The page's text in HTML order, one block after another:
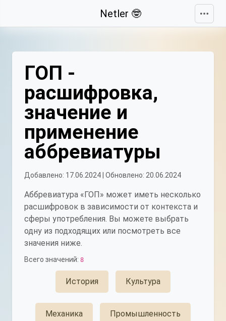
Netler 🤓
ГОП -
расшифровка,
значение и
применение
аббревиатуры
Добавлено: 17.06.2024 | Обновлено: 20.06.2024
Аббревиатура «ГОП» может иметь несколько
расшифровок в зависимости от контекста и
сферы употребления. Вы можете выбрать
одну из подходящих или посмотреть все
значения ниже.
Всего значений: 8
История Культура
Механика Промышленность